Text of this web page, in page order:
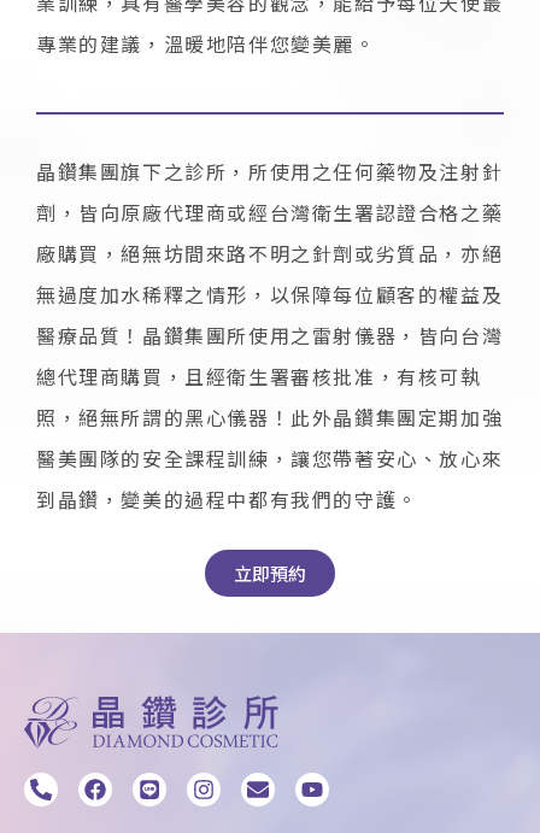
專業的建議，溫暖地陪伴您變美麗。
晶鑽集團旗下之診所，所使用之任何藥物及注射針
劑，皆向原廠代理商或經台灣衛生署認證合格之藥
廠購買，絕無坊間來路不明之針劑或劣質品，亦絕
無過度加水稀釋之情形，以保障每位顧客的權益及
醫療品質！晶鑽集團所使用之雷射儀器，皆向台灣
總代理商購買，且經衛生署審核批准，有核可執
照，絕無所謂的黑心儀器！此外晶鑽集團定期加強
醫美團隊的安全課程訓練，讓您帶著安心、放心來
到晶鑽，變美的過程中都有我們的守護。
立即預約
P
h
F
a
L
i
I
n
E
n
Y
o